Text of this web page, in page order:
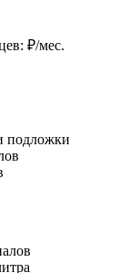
₽/мес.
подложки